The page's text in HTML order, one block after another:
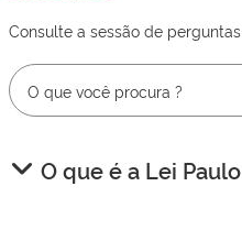
Consulte a sessão de
O que é a Lei